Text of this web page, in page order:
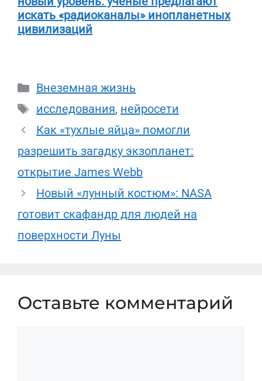
искать «радиоканалы» инопланетных
цивилизаций
Рубрики
Внеземная жизнь
Метки
исследования, нейросети
Как «тухлые яйца» помогли
разрешить загадку экзопланет:
открытие James Webb
Новый «лунный костюм»: NASA
готовит скафандр для людей на
поверхности Луны
Оставьте комментарий